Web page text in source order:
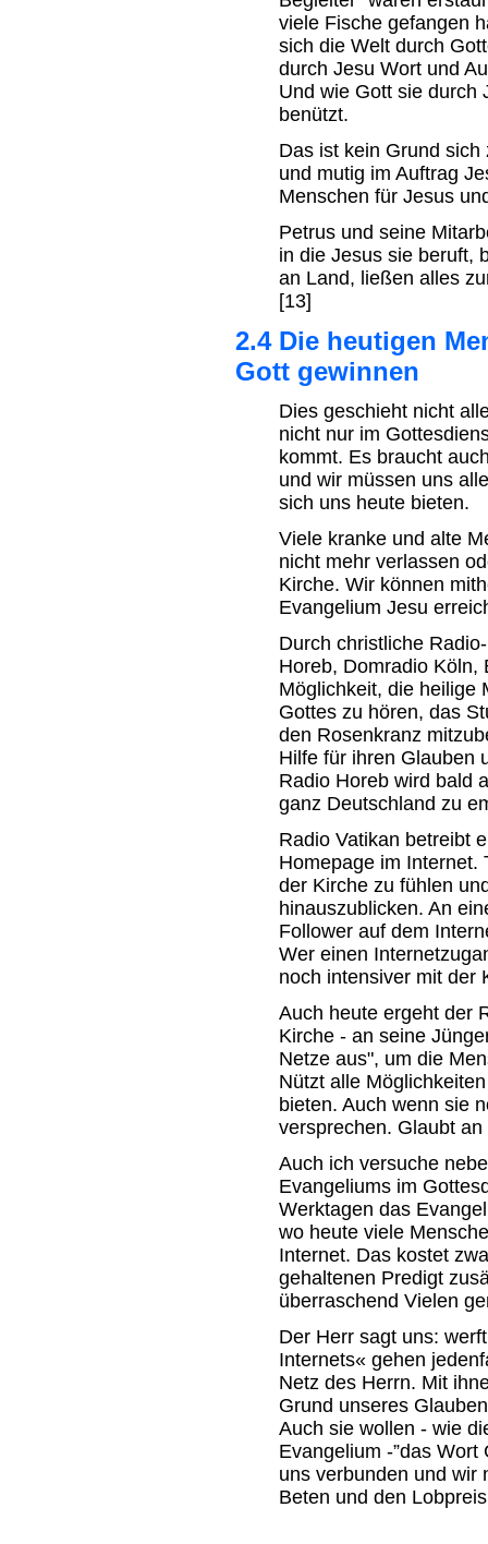
viele Fische gefangen
sich die Welt durch
durch Jesu Wort und
Und wie Gott sie durch
benützt.
Das ist kein Grund
und mutig im Auftrag
Menschen für Jesus
Petrus und seine
in die Jesus sie beruft,
an Land, ließen alles
[13]
2.4 Die heutigen
Gott gewinnen
Dies geschieht nicht
nicht nur im
kommt. Es braucht
und wir müssen uns
sich uns heute bieten.
Viele kranke und alte
nicht mehr verlassen
Kirche. Wir können
Evangelium Jesu
Durch christliche
Horeb, Domradio Köln,
Möglichkeit, die heilige
Gottes zu hören, das
den Rosenkranz
Hilfe für ihren Glauben
Radio Horeb wird bald
ganz Deutschland zu
Radio Vatikan betreibt
Homepage im Internet.
der Kirche zu fühlen
hinauszublicken. An
Follower auf dem
Wer einen
noch intensiver mit der
Auch heute ergeht der
Kirche - an seine
Netze aus", um die
Nützt alle
bieten. Auch wenn sie
versprechen. Glaubt
Auch ich versuche
Evangeliums im
Werktagen das
wo heute viele
Internet. Das kostet
gehaltenen Predigt
überraschend Vielen
Der Herr sagt uns:
Internets« gehen
Netz des Herrn. Mit
Grund unseres
Auch sie wollen - wie
Evangelium -”das Wort
uns verbunden und wir
Beten und den